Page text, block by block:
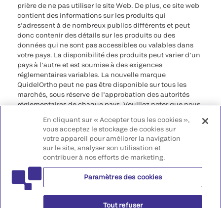
prière de ne pas utiliser le site Web. De plus, ce site web
contient des informations sur les produits qui
s’adressent à de nombreux publics différents et peut
donc contenir des détails sur les produits ou des
données qui ne sont pas accessibles ou valables dans
votre pays. La disponibilité des produits peut varier d’un
pays à l’autre et est soumise à des exigences
réglementaires variables. La nouvelle marque
QuidelOrtho peut ne pas être disponible sur tous les
marchés, sous réserve de l’approbation des autorités
réglementaires de chaque pays. Veuillez noter que nous
informations qui risquent de ne pas être conformes à
toute procédure légale, réglementation, enregistrement
ou usage dans votre pays d’origine.
©2026 QuidelOrtho Corporation. Tous droits réservés.
QuidelOrtho Corporation
9975 Summers Ridge Road, San Diego, CA 92121, USA
En cliquant sur « Accepter tous les cookies »,
vous acceptez le stockage de cookies sur
votre appareil pour améliorer la navigation
sur le site, analyser son utilisation et
contribuer à nos efforts de marketing.
Paramètres des cookies
Tout refuser